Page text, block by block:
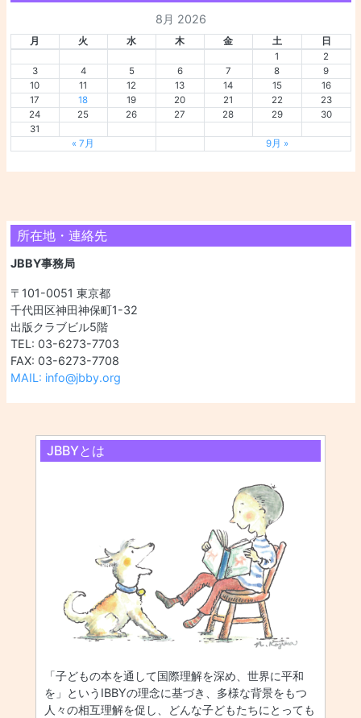
8月 2026
月 火 水 木 金 土
日
1
2
3
4 5 6 7 8
9
10
11 12 13 14 15
16
17
18 19 20 21 22
23
24
25 26 27 28 29
30
31
« 7月
9月 »
所在地・連絡先
JBBY事務局
〒101-0051 東京都
千代田区神田神保町1-32
出版クラブビル5階
TEL: 03-6273-7703
FAX: 03-6273-7708
MAIL: info@jbby.org
JBBYとは
「子どもの本を通して国際理解を深め、世界に平和
を」というIBBYの理念に基づき、多様な背景をもつ
人々の相互理解を促し、どんな子どもたちにとっても